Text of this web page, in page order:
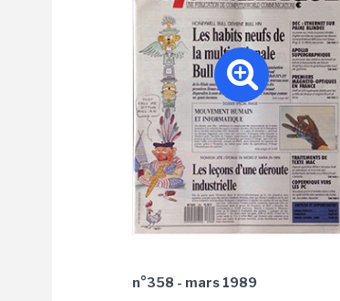
n°358 - mars 1989